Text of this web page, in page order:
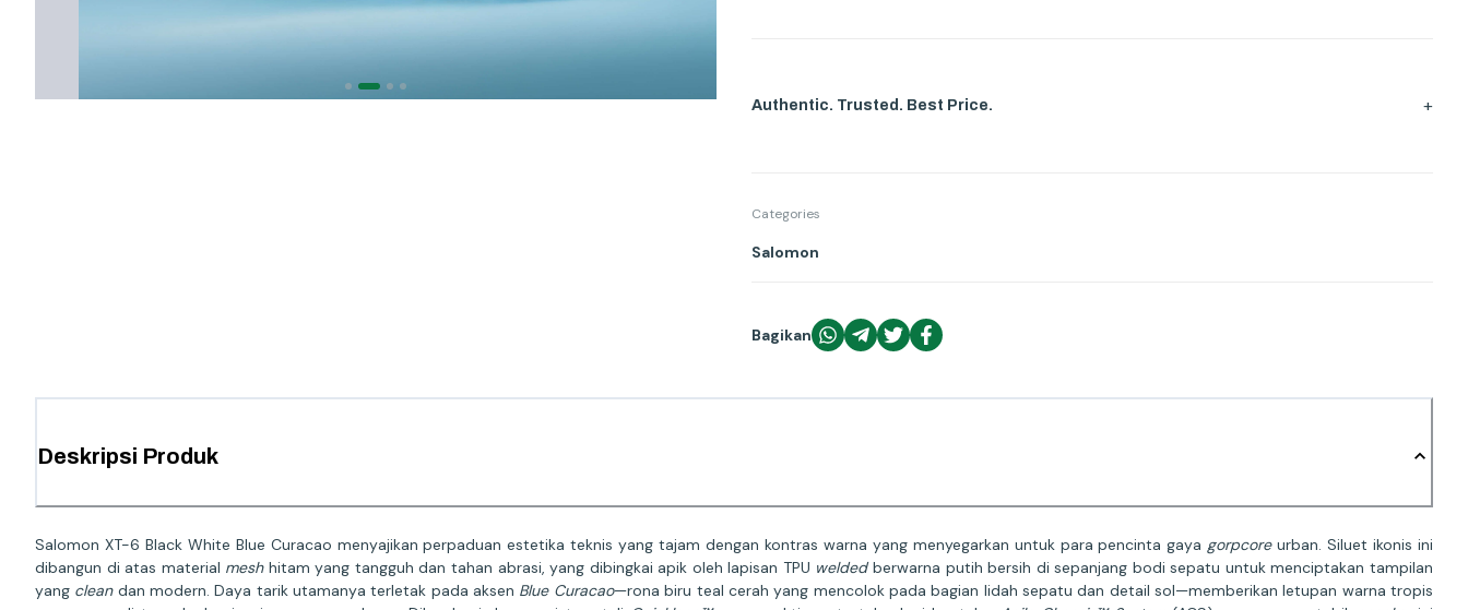
Authentic. Trusted. Best Price. +
Categories
Salomon
Bagikan
Deskripsi Produk
Salomon XT-6 Black White Blue Curacao menyajikan perpaduan estetika teknis yang tajam dengan kontras warna yang menyegarkan untuk para pencinta gaya gorpcoreurban. Siluet ikonis ini
dibangun di atas material meshhitam yang tangguh dan tahan abrasi, yang dibingkai apik oleh lapisan TPU weldedberwarna putih bersih di sepanjang bodi sepatu untuk menciptakan tampilan
yang cleandan modern. Daya tarik utamanya terletak pada aksen Blue Curacao—rona biru teal cerah yang mencolok pada bagian lidah sepatu dan detail sol—memberikan letupan warna tropis